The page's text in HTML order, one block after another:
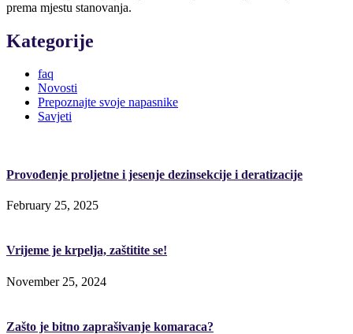
prema mjestu stanovanja.
Kategorije
faq
Novosti
Prepoznajte svoje napasnike
Savjeti
Provođenje proljetne i jesenje dezinsekcije i deratizacije
February 25, 2025
Vrijeme je krpelja, zaštitite se!
November 25, 2024
Zašto je bitno zaprašivanje komaraca?